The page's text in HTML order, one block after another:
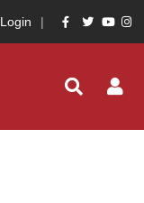
Login